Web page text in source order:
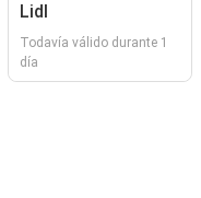
Lidl
Todavía válido durante 1
día